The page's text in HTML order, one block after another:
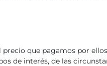
que pagamos por
de interés, de las